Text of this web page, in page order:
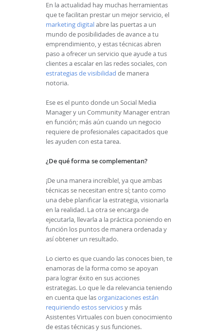
En la actualidad hay muchas herramientas
que te facilitan prestar un mejor servicio, el
marketing digitalabre las puertas a un
mundo de posibilidades de avance a tu
emprendimiento, y estas técnicas abren
paso a ofrecer un servicio que ayude a tus
clientes a escalar en las redes sociales, con
estrategias de visibilidad de manera
notoria.
Ese es el punto donde un Social Media
Manager y un Community Manager entran
en función; más aún cuando un negocio
requiere de profesionales capacitados que
les ayuden con esta tarea.
¿De qué forma se complementan?
¡De una manera increíble!, ya que ambas
técnicas se necesitan entre sí; tanto como
una debe planificar la estrategia, visionarla
en la realidad. La otra se encarga de
ejecutarla, llevarla a la práctica poniendo en
función los puntos de manera ordenada y
así obtener un resultado.
Lo cierto es que cuando las conoces bien, te
enamoras de la forma como se apoyan
para lograr éxito en sus acciones
estrategas. Lo que le da relevancia teniendo
en cuenta que lasorganizaciones están
requiriendo estos serviciosy más
Asistentes Virtuales con buen conocimiento
de estas técnicas y sus funciones.